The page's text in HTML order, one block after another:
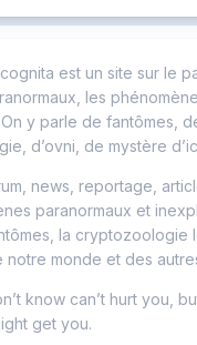
est un site sur le
les
y parle de fantômes,
d’ovni, de mystère
news, reportage,
paranormaux et
la cryptozoologie
notre monde et des
know can’t hurt you,
get you.